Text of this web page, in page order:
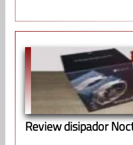
Review disipador